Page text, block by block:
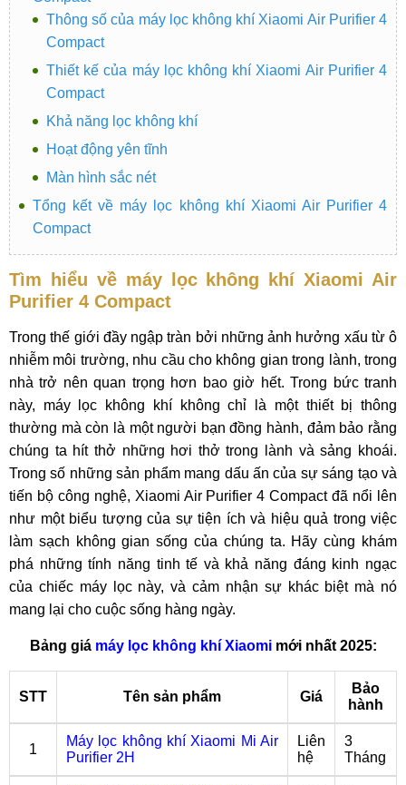
Thông số của máy lọc không khí Xiaomi Air Purifier 4
Compact
Thiết kế của máy lọc không khí Xiaomi Air Purifier 4
Compact
Khả năng lọc không khí
Hoạt động yên tĩnh
Màn hình sắc nét
Tổng kết về máy lọc không khí Xiaomi Air Purifier 4
Compact
Tìm hiểu về máy lọc không khí Xiaomi Air
Purifier 4 Compact
Trong thế giới đầy ngập tràn bởi những ảnh hưởng xấu từ ô
nhiễm môi trường, nhu cầu cho không gian trong lành, trong
nhà trở nên quan trọng hơn bao giờ hết. Trong bức tranh
này, máy lọc không khí không chỉ là một thiết bị thông
thường mà còn là một người bạn đồng hành, đảm bảo rằng
chúng ta hít thở những hơi thở trong lành và sảng khoái.
Trong số những sản phẩm mang dấu ấn của sự sáng tạo và
tiến bộ công nghệ, Xiaomi Air Purifier 4 Compact đã nổi lên
như một biểu tượng của sự tiện ích và hiệu quả trong việc
làm sạch không gian sống của chúng ta. Hãy cùng khám
phá những tính năng tinh tế và khả năng đáng kinh ngạc
của chiếc máy lọc này, và cảm nhận sự khác biệt mà nó
mang lại cho cuộc sống hàng ngày.
Bảng giá máy lọc không khí Xiaomimới nhất 2025:
STT Tên sản phẩm Giá
Bảo
hành
1
Máy lọc không khí Xiaomi Mi Air
Purifier 2H
Liên
hệ
3
Tháng